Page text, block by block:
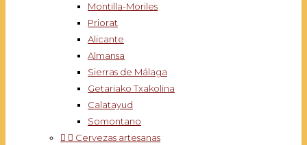
Montilla-Moriles
Priorat
Alicante
Almansa
Sierras de Málaga
Getariako Txakolina
Calatayud
Somontano
  Cervezas artesanas